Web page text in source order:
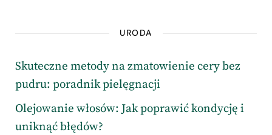
URODA
Skuteczne metody na zmatowienie cery bez
pudru: poradnik pielęgnacji
Olejowanie włosów: Jak poprawić kondycję i
uniknąć błędów?